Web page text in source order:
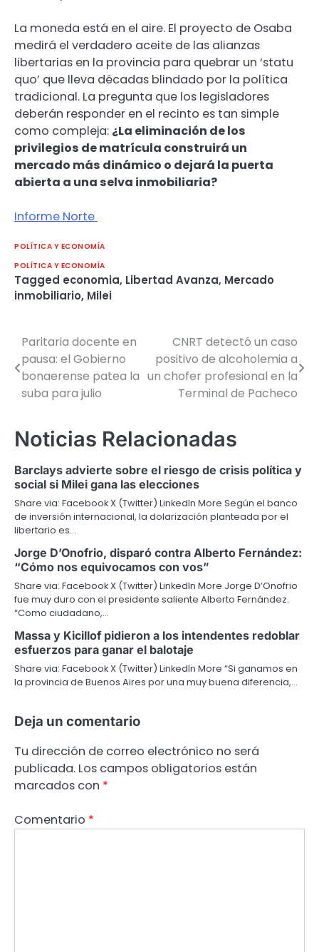
La moneda está en el aire. El proyecto de Osaba
medirá el verdadero aceite de las alianzas
libertarias en la provincia para quebrar un ‘statu
quo’ que lleva décadas blindado por la política
tradicional. La pregunta que los legisladores
deberán responder en el recinto es tan simple
como compleja: ¿La eliminación de los
privilegios de matrícula construirá un
mercado más dinámico o dejará la puerta
abierta a una selva inmobiliaria?
Informe Norte
POLÍTICA Y ECONOMÍA
POLÍTICA Y ECONOMÍA
Tagged economia, Libertad Avanza, Mercado
inmobiliario, Milei
Navegación
de
entradas
Paritaria docente en
pausa: el Gobierno
bonaerense patea la
suba para julio
CNRT detectó un caso
positivo de alcoholemia a
un chofer profesional en la
Terminal de Pacheco
Noticias Relacionadas
Barclays advierte sobre el riesgo de crisis política y
social si Milei gana las elecciones
Share via: Facebook X (Twitter) LinkedIn More Según el banco
de inversión internacional, la dolarización planteada por el
libertario es…
Jorge D’Onofrio, disparó contra Alberto Fernández:
“Cómo nos equivocamos con vos”
Share via: Facebook X (Twitter) LinkedIn More Jorge D’Onofrio
fue muy duro con el presidente saliente Alberto Fernández.
“Como ciudadano,…
Massa y Kicillof pidieron a los intendentes redoblar
esfuerzos para ganar el balotaje
Share via: Facebook X (Twitter) LinkedIn More “Si ganamos en
la provincia de Buenos Aires por una muy buena diferencia,…
Deja un comentario
Tu dirección de correo electrónico no será
publicada. Los campos obligatorios están
marcados con *
Comentario *